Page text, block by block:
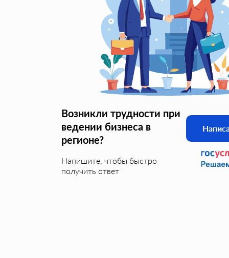
Возникли трудности при
ведении бизнеса в
регионе?
Напишите, чтобы быстро
получить ответ